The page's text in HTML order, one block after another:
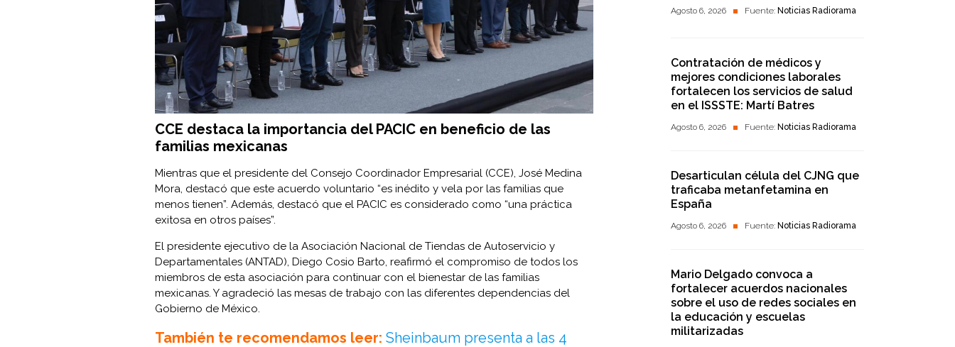
CCE destaca la importancia del PACIC en beneficio de las
familias mexicanas
Mientras que el presidente del Consejo Coordinador Empresarial (CCE), José Medina
Mora, destacó que este acuerdo voluntario “es inédito y vela por las familias que
menos tienen”. Además, destacó que el PACIC es considerado como “una práctica
exitosa en otros países”.
El presidente ejecutivo de la Asociación Nacional de Tiendas de Autoservicio y
Departamentales (ANTAD), Diego Cosio Barto, reafirmó el compromiso de todos los
miembros de esta asociación para continuar con el bienestar de las familias
mexicanas. Y agradeció las mesas de trabajo con las diferentes dependencias del
Gobierno de México.
También te recomendamos leer: Sheinbaum presenta a las 4
Agosto 6, 2026 Fuente: Noticias Radiorama
Contratación de médicos y
mejores condiciones laborales
fortalecen los servicios de salud
en el ISSSTE: Martí Batres
Agosto 6, 2026 Fuente: Noticias Radiorama
Desarticulan célula del CJNG que
traficaba metanfetamina en
España
Agosto 6, 2026 Fuente: Noticias Radiorama
Mario Delgado convoca a
fortalecer acuerdos nacionales
sobre el uso de redes sociales en
la educación y escuelas
militarizadas